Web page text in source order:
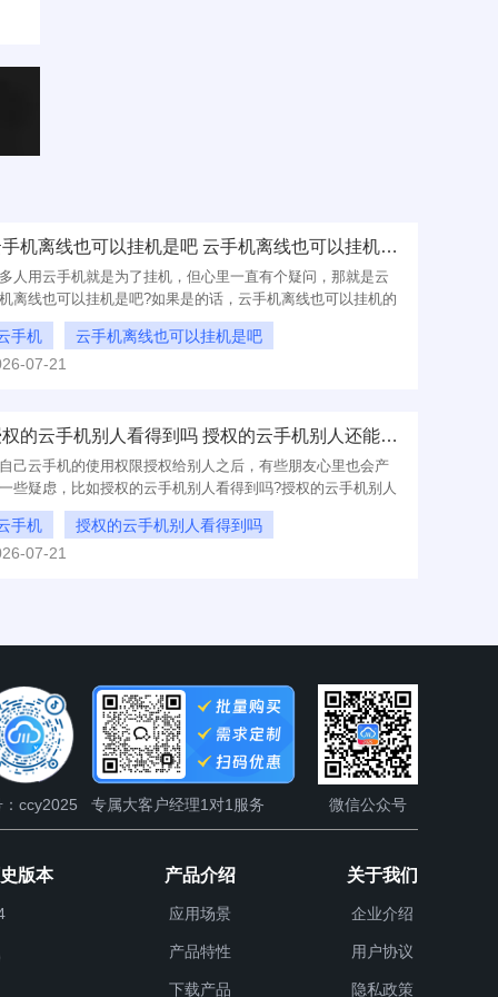
云手机离线也可以挂机是吧 云手机离线也可以挂机的软件哪个好
人用云手机就是为了挂机，但心里一直有个疑问，那就是云
离线也可以挂机是吧?如果是的话，云手机离线也可以挂机的
哪个好呢?今天就把这两个问题彻底讲清楚，以便大家更好的
用。
手机
云手机离线也可以挂机是吧
手机离线也可以挂机的软件哪个好
07-21
授权的云手机别人看得到吗 授权的云手机别人还能操作吗
己云手机的使用权限授权给别人之后，有些朋友心里也会产
些疑虑，比如授权的云手机别人看得到吗?授权的云手机别人
操作吗?接下来，小编就把权限问题彻底说清楚。
手机
授权的云手机别人看得到吗
权的云手机别人还能操作吗
07-21
：ccy2025 专属大客户经理1对1服务 微信公众号
关于我们
企业介绍
用户协议
隐私政策
产品介绍
应用场景
产品特性
下载产品
版本